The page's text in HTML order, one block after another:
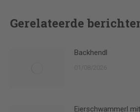
Gerelateerde
Backhendl
Eierschwammerl